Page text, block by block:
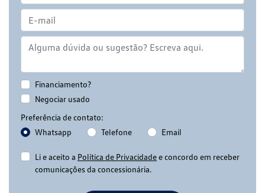
Financiamento?
Negociar usado
Preferência de contato:
Whatsapp
Telefone Email
Li e aceito a Política de Privacidadee concordo em receber
comunicações da concessionária.